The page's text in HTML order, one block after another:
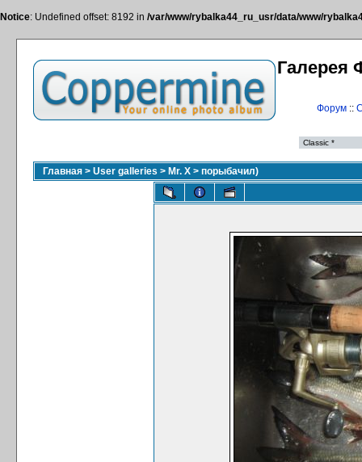
Notice: Undefined offset: 8192 in /var/www/rybalka44_ru_usr/data/www/
Галерея
Форум::
Главная > User galleries > Mr. X > порыбачил)